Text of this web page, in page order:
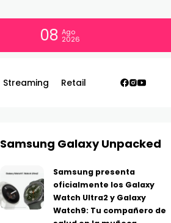
08 Ago
2026
Streaming Retail
Samsung Galaxy Unpacked
Samsung presenta
oficialmente los Galaxy
Watch Ultra2 y Galaxy
Watch9: Tu compañero de